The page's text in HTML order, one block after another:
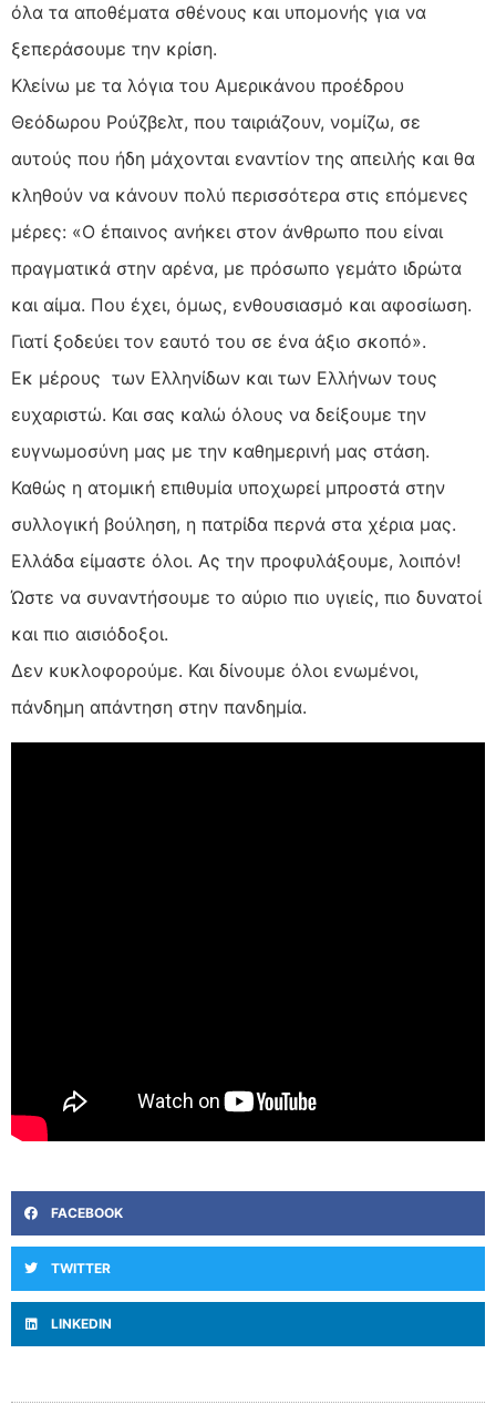
όλα τα αποθέματα σθένους και υπομονής για να
ξεπεράσουμε την κρίση.
Κλείνω με τα λόγια του Αμερικάνου προέδρου
Θεόδωρου Ρούζβελτ, που ταιριάζουν, νομίζω, σε
αυτούς που ήδη μάχονται εναντίον της απειλής και θα
κληθούν να κάνουν πολύ περισσότερα στις επόμενες
μέρες: «Ο έπαινος ανήκει στον άνθρωπο που είναι
πραγματικά στην αρένα, με πρόσωπο γεμάτο ιδρώτα
και αίμα. Που έχει, όμως, ενθουσιασμό και αφοσίωση.
Γιατί ξοδεύει τον εαυτό του σε ένα άξιο σκοπό».
Εκ μέρους των Ελληνίδων και των Ελλήνων τους
ευχαριστώ. Και σας καλώ όλους να δείξουμε την
ευγνωμοσύνη μας με την καθημερινή μας στάση.
Καθώς η ατομική επιθυμία υποχωρεί μπροστά στην
συλλογική βούληση, η πατρίδα περνά στα χέρια μας.
Ελλάδα είμαστε όλοι. Ας την προφυλάξουμε, λοιπόν!
Ώστε να συναντήσουμε το αύριο πιο υγιείς, πιο δυνατοί
και πιο αισιόδοξοι.
Δεν κυκλοφορούμε. Και δίνουμε όλοι ενωμένοι,
πάνδημη απάντηση στην πανδημία.
FACEBOOK
TWITTER
LINKEDIN